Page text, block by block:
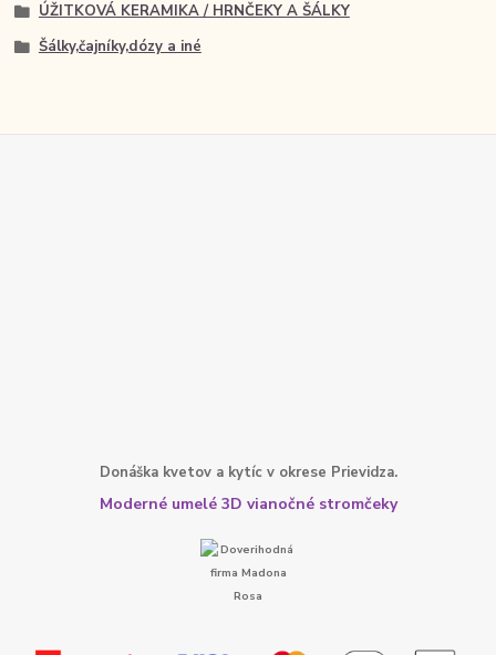
ÚŽITKOVÁ KERAMIKA / HRNČEKY A ŠÁLKY
Šálky,čajníky,dózy a iné
Donáška kvetov a kytíc v okrese Prievidza.
Moderné umelé 3D vianočné stromčeky